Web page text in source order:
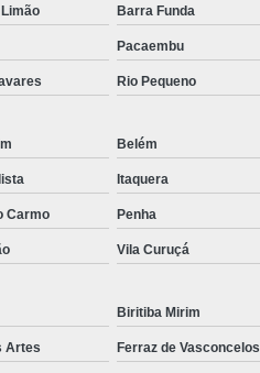
Barra Funda
Pacaembu
Rio Pequeno
Belém
Itaquera
Carmo Penha
Vila Curuçá
Biritiba Mirim
Artes Ferraz de Vasconcelos